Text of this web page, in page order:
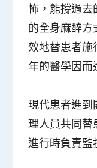
怖，能撐過去
的全身麻醉方
效地替患者施
年的醫學因而
現代患者進到
理人員共同替
進行時負責監